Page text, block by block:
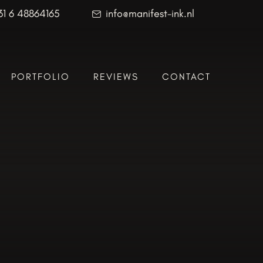
6 48864165 info@manifest-ink.nl
PORTFOLIO REVIEWS CONTACT